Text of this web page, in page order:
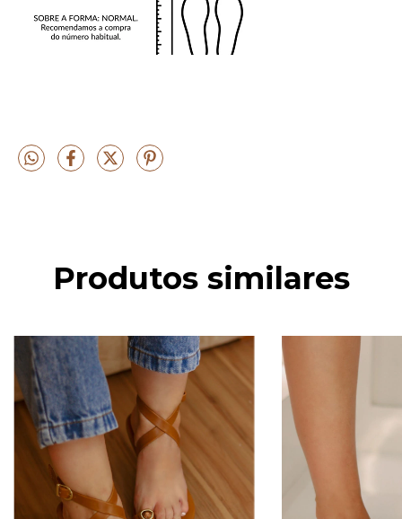
Produtos similares